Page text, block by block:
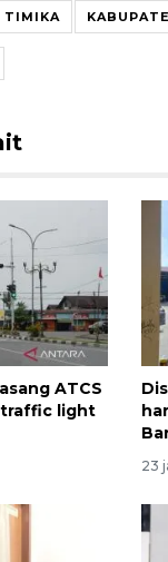
TIMIKA
ATCS
light
23